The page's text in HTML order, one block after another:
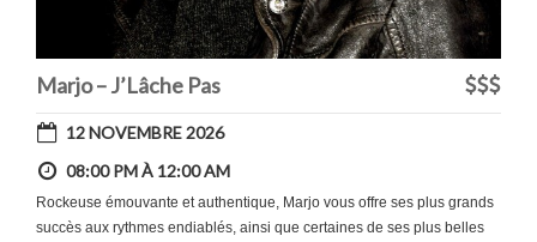
Marjo – J’Lâche Pas
12 NOVEMBRE 2026
08:00 PM À 12:00 AM
Rockeuse émouvante et authentique, Marjo vous offre ses plus grands
succès aux rythmes endiablés, ainsi que certaines de ses plus belles